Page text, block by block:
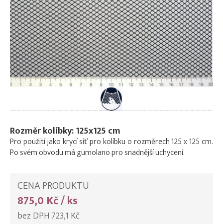
Rozměr kolíbky: 125x125 cm
Pro použití jako krycí síť pro kolíbku o rozměrech 125 x 125 cm.
Po svém obvodu má gumolano pro snadnější uchycení.
CENA PRODUKTU
875,0 Kč / ks
bez DPH 723,1 Kč